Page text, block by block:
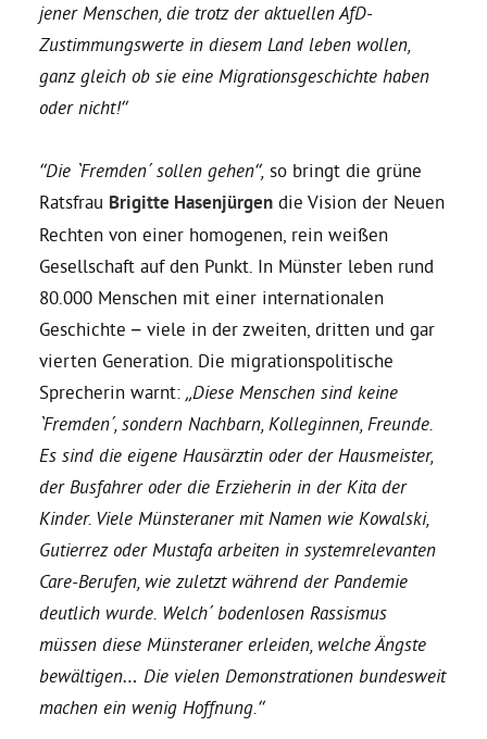
Arbeitsgruppen
Kommunalpolitik
Engagement-Sprechstunde
Grüne Jugend
Aktuelles
Termine
Kontakt
jener Menschen, die trotz der aktuellen AfD-
Zustimmungswerte in diesem Land leben wollen,
ganz gleich ob sie eine Migrationsgeschichte haben
oder nicht!“
“Die `Fremden´ sollen gehen“, so bringt die grüne
Ratsfrau Brigitte Hasenjürgen die Vision der Neuen
Rechten von einer homogenen, rein weißen
Gesellschaft auf den Punkt. In Münster leben rund
80.000 Menschen mit einer internationalen
Geschichte – viele in der zweiten, dritten und gar
vierten Generation. Die migrationspolitische
Sprecherin warnt: „Diese Menschen sind keine
`Fremden´, sondern Nachbarn, Kolleginnen, Freunde.
Es sind die eigene Hausärztin oder der Hausmeister,
der Busfahrer oder die Erzieherin in der Kita der
Kinder. Viele Münsteraner mit Namen wie Kowalski,
Gutierrez oder Mustafa arbeiten in systemrelevanten
Care-Berufen, wie zuletzt während der Pandemie
deutlich wurde. Welch´ bodenlosen Rassismus
müssen diese Münsteraner erleiden, welche Ängste
bewältigen… Die vielen Demonstrationen bundesweit
machen ein wenig Hoffnung.“